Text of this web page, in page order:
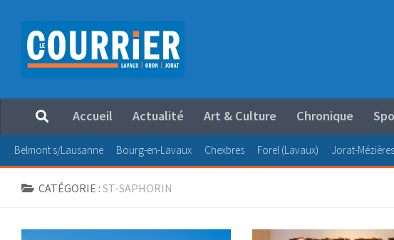
Au dessous du contenu
Accueil Actualité Art & Culture Chronique
Belmont s/Lausanne Bourg-en-Lavaux Chexbres Forel (Lavaux) Jorat-Mézières
CATÉGORIE : ST-SAPHORIN